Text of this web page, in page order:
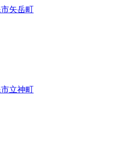
矢岳町
立神町